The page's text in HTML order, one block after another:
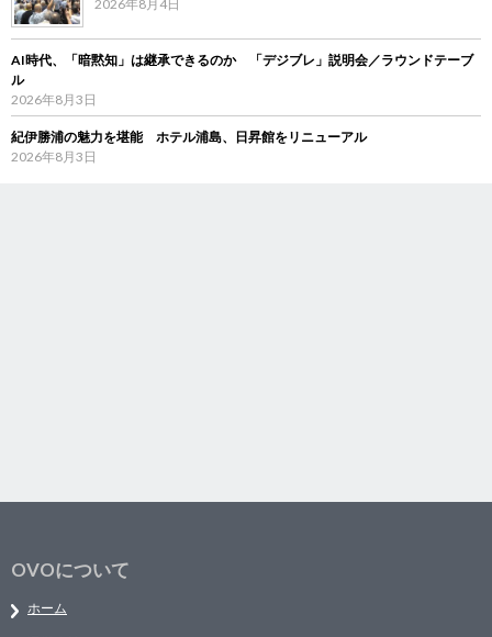
2026年8月4日
AI時代、「暗黙知」は継承できるのか 「デジブレ」説明会／ラウンドテーブ
ル
2026年8月3日
紀伊勝浦の魅力を堪能 ホテル浦島、日昇館をリニューアル
2026年8月3日
OVOについて
ホーム